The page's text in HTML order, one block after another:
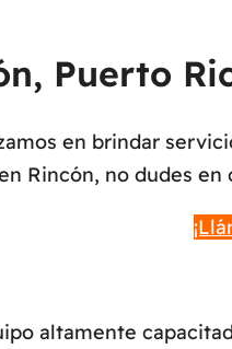
Puerto
en brindar
Rincón, no dudes en
altamente